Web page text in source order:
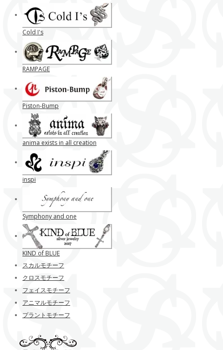
Cold I's
RAMPAGE
Piston-Bump
anima exists in all creation
inspi
Symphony and one
KIND of BLUE
スカルモチーフ
クロスモチーフ
フェイスモチーフ
アニマルモチーフ
プラントモチーフ